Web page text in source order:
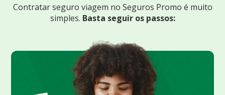
Contratar seguro viagem no Seguros Promo é muito
simples. Basta seguir os passos: